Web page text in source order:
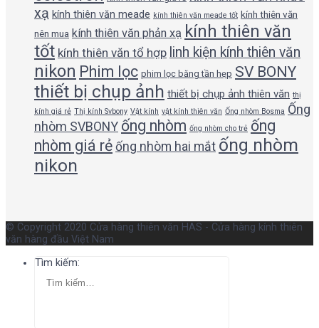
xạ kính thiên văn meade kính thiên văn meade tốt kính thiên văn
nên mua kính thiên văn phản xạ kính thiên văn
tốt kính thiên văn tổ hợp linh kiện kính thiên văn
nikon Phim lọc phim lọc băng tần hẹp SV BONY
thiết bị chụp ảnh thiết bị chụp ảnh thiên văn thị
kính giá rẻ Thị kính Svbony Vật kính vật kính thiên văn Ống nhòm Bosma Ống
nhòm SVBONY ống nhòm ống nhòm cho trẻ ống
nhòm giá rẻ ống nhòm hai mắt ống nhòm
nikon
© Copyright 2020 Cửa hàng thiên văn HAS - Cửa hàng kính thiên
văn hàng đầu Việt Nam
Tìm kiếm: